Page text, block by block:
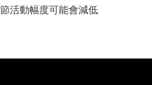
活動幅度可能會減低